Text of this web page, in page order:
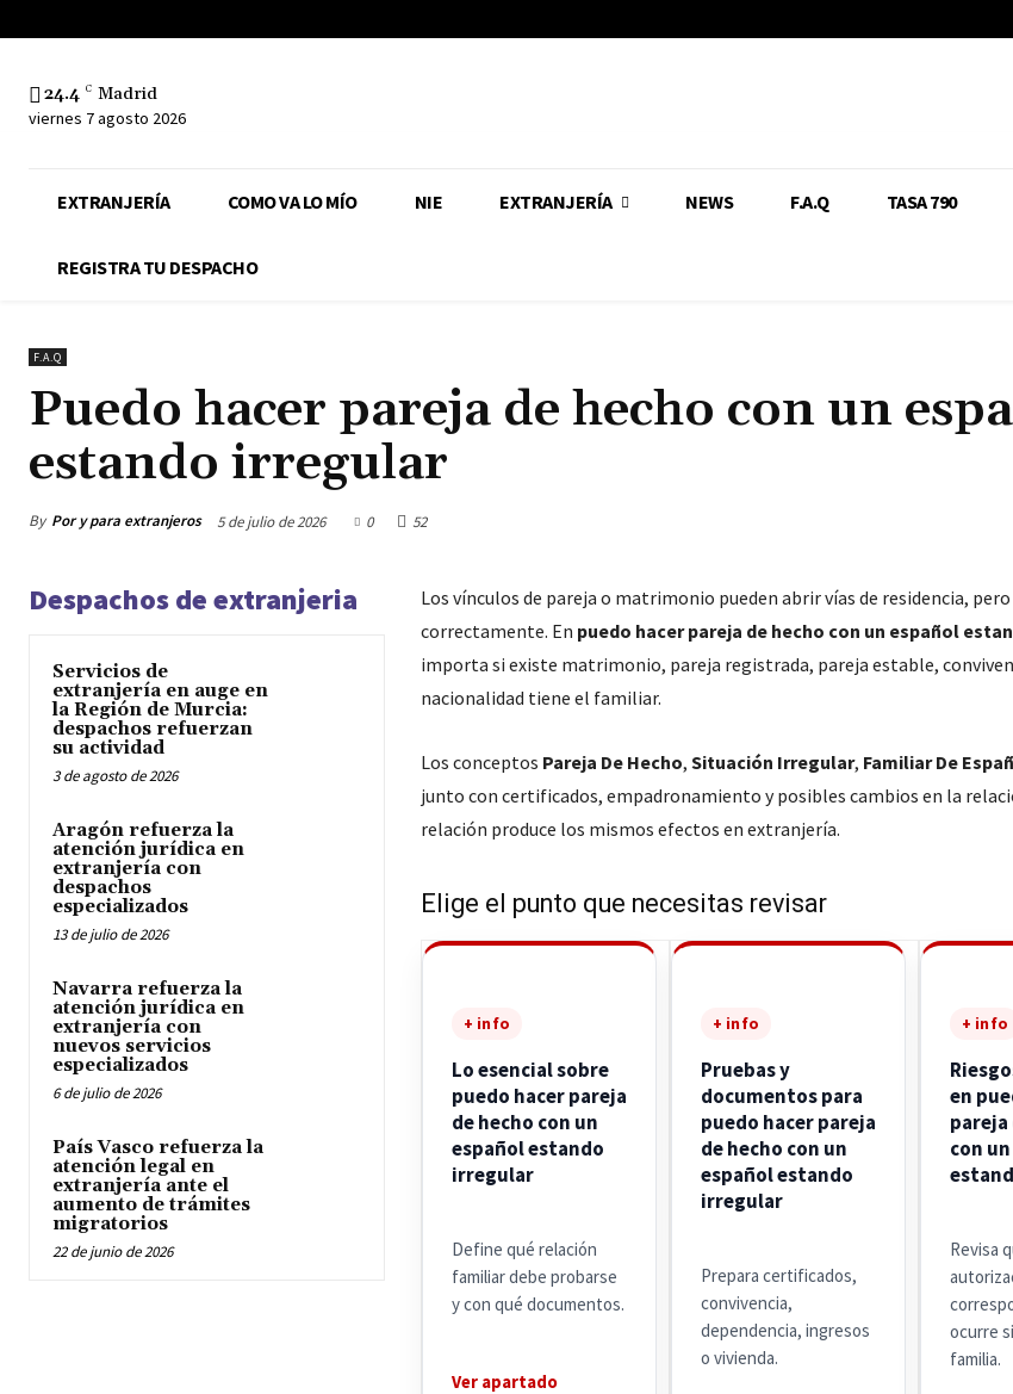
24.4 C Madrid
viernes 7 agosto 2026
EXTRANJERÍA COMO VA LO MÍO NIE EXTRANJERÍA NEWS F.A.Q TASA 790
REGISTRA TU DESPACHO
F.A.Q
Puedo hacer pareja de hecho con un
estando irregular
By Por y para extranjeros 5 de julio de 2026 0 52
Despachos de extranjeria
Servicios de
extranjería en auge en
la Región de Murcia:
despachos refuerzan
su actividad
3 de agosto de 2026
Aragón refuerza la
atención jurídica en
extranjería con
despachos
especializados
13 de julio de 2026
Navarra refuerza la
atención jurídica en
extranjería con
nuevos servicios
especializados
6 de julio de 2026
País Vasco refuerza la
atención legal en
extranjería ante el
aumento de trámites
migratorios
22 de junio de 2026
Los vínculos de pareja o matrimonio pueden abrir vías de residencia,
correctamente. En puedo hacer pareja de hecho con un español
importa si existe matrimonio, pareja registrada, pareja estable,
nacionalidad tiene el familiar.
Los conceptos Pareja De Hecho, Situación Irregular, Familiar De
junto con certificados, empadronamiento y posibles cambios en la
relación produce los mismos efectos en extranjería.
Elige el punto que necesitas revisar
+ info
Lo esencial sobre
puedo hacer pareja
de hecho con un
español estando
irregular
Define qué relación
familiar debe probarse
y con qué documentos.
Ver apartado
+ info
Pruebas y
documentos para
puedo hacer pareja
de hecho con un
español estando
irregular
Prepara certificados,
convivencia,
dependencia, ingresos
o vivienda.
+ info
en
pareja
con
Revisa
ocurre
familia.